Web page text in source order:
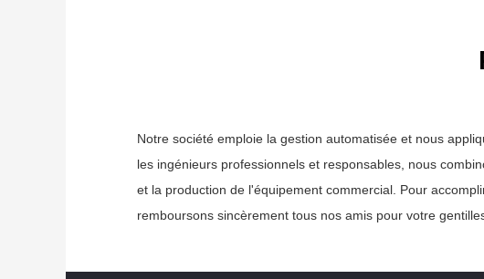
Notre société emploie la gestion automatisée et nous
les ingénieurs professionnels et responsables, nous
et la production de l'équipement commercial. Pour
remboursons sincèrement tous nos amis pour votre